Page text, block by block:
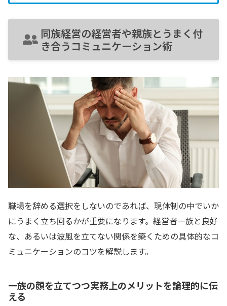
同族経営の経営者や親族とうまく付
き合うコミュニケーション術
職場を辞める選択をしないのであれば、現体制の中でいか
にうまく立ち回るかが重要になります。経営者一族と良好
な、あるいは波風を立てない関係を築くための具体的なコ
ミュニケーションのコツを解説します。
一族の顔を立てつつ実務上のメリットを論理的に伝
える